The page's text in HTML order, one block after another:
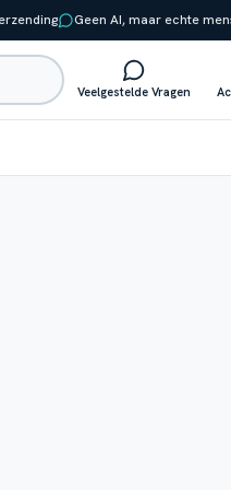
Geen AI, maar echte
Veelgestelde Vragen